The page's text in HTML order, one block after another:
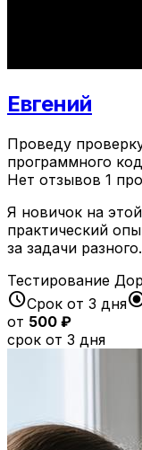
Евгений
Проведу
программного
Нет отзывов 1
Я новичок на
практический
за задачи
Тестирование
scheduleСрок от 3 дня
от 500 ₽
срок от 3 дня